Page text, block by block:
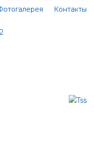
Контакты